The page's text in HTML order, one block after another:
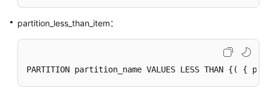
转
换
系
partition_less_than_item：
PARTITION partition_name VALUES LESS THAN {( {